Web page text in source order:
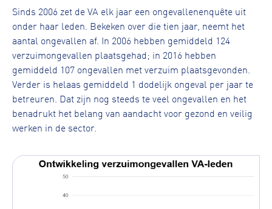
Sinds 2006 zet de VA elk jaar een ongevallenenquête uit
onder haar leden. Bekeken over die tien jaar, neemt het
aantal ongevallen af. In 2006 hebben gemiddeld 124
verzuimongevallen plaatsgehad; in 2016 hebben
gemiddeld 107 ongevallen met verzuim plaatsgevonden.
Verder is helaas gemiddeld 1 dodelijk ongeval per jaar te
betreuren. Dat zijn nog steeds te veel ongevallen en het
benadrukt het belang van aandacht voor gezond en veilig
werken in de sector.